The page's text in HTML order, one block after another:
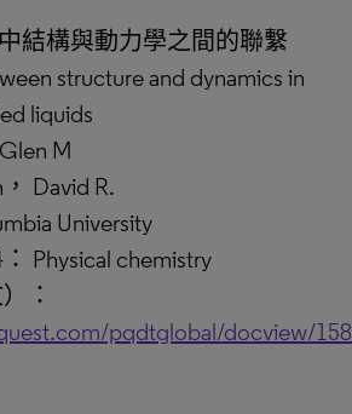
結構與動力學之間的聯繫
structure and dynamics in
liquids
M
David R.
University
Physical chemistry
：
pqdtglobal/docview/